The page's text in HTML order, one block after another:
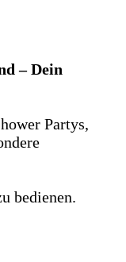
– Dein
Partys,
bedienen.